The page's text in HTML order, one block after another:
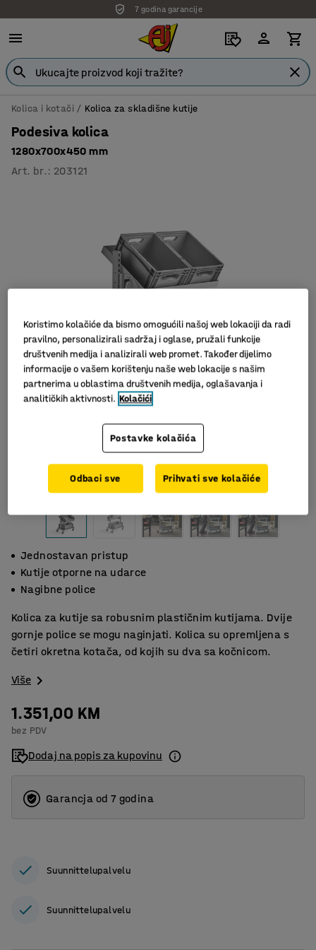
7 godina garancije
Kolica i kotači Kolica za skladišne kutije
Podesiva kolica
1280x700x450 mm
Art. br. : 203121
Jednostavan pristup
Kutije otporne na udarce
Nagibne police
Kolica za kutije sa robusnim plastičnim kutijama. Dvije
gornje police se mogu naginjati. Kolica su opremljena s
četiri okretna kotača, od kojih su dva sa kočnicom.
Više
1.351,00 KM
bez PDV
Dodaj na popis za kupovinu
Garancja od 7 godina
Suunnittelupalvelu
Suunnittelupalvelu
Koristimo kolačiće da bismo omogućili našoj web lokaciji da radi
pravilno, personalizirali sadržaj i oglase, pružali funkcije
društvenih medija i analizirali web promet. Također dijelimo
informacije o vašem korištenju naše web lokacije s našim
partnerima u oblastima društvenih medija, oglašavanja i
analitičkih aktivnosti. Kolačići
Postavke kolačića
Odbaci sve Prihvati sve kolačiće